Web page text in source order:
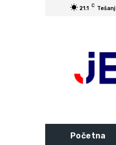
21.1 C Tešanj
Početna